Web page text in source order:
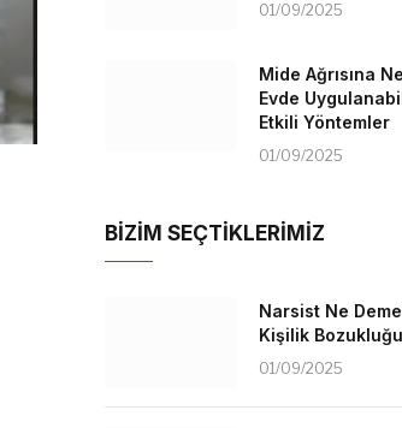
01/09/2025
Mide Ağrısına
Evde
Etkili Yöntemler
01/09/2025
BİZİM SEÇTİKLERİMİZ
Narsist Ne
Kişilik
01/09/2025